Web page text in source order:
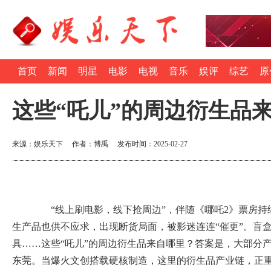
首页 新闻 明星 电影 电视 音乐 娱评 综艺
这些“吒儿”的周边衍生品
来源：娱乐天下 作者：博禹 发布时间：2025-02-27
“线上刷电影，线下抢周边”，伴随《哪吒2》票房持
生产品也供不应求，出现断货局面，被影迷连连“催更”。盲
具……这些“吒儿”的周边衍生品来自哪里？答案是，大部分
东莞。当爆火文创搭载硬核制造，这里的衍生品产业链，正